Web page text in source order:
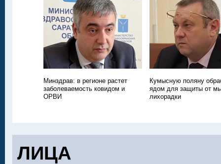
Минздрав: в регионе растет
заболеваемость ковидом и
ОРВИ
Кумысную поляну
ядом для защиты от
лихорадки
ЛИЦА